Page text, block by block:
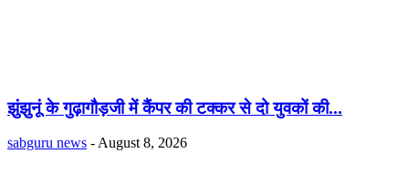
झुंझुनूं के गुढ़ागौड़जी में कैंपर की टक्कर से दो युवकों की...
sabguru news - August 8, 2026